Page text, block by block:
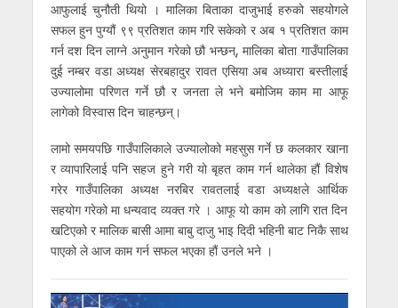
आफुलाई चुनौती थियो । मालिका बिताका दाजुभाई हरुको सहयोगले
सफल हुन पुग्यौं ९९ प्रतिशत काम गरि सकेको र अब १ प्रतिशत काम
गर्न दश दिन लाग्ने अनुमान गरेको छौ भन्छन्, मालिका बोता गाउँपालिका
दुई नम्बर वडा अध्यक्ष सेरबहादुर रावत एसिया अब अध्यारा बस्तीलाई
उज्यालोमा परिणत गर्ने छौ र जनता ले भने बमोजिम काम मा आफू
लागेको विस्वास दिन चाहन्छन्।
लामो समयपछि गाउँपालिकाले उज्यालोको महसुस गर्ने छ कलकार खाना
र व्यापारिलाई पनि सहज हुने गरी यो बृहत काम गर्न थालेका हौं विशेष
गरेर गाउँपालिका अध्यक्ष नरबिर रावतलाई वडा अध्यक्षले आर्थिक
सहयोग गरेको मा धन्यवाद व्यक्त गरे । आफू यो काम को लागि रात दिन
खटिएको र मालिक बासी आमा बाबु दाजु भाइ दिदी भहिनी बाट निकै साथ
पाएको ले आज काम गर्न सफल भएका हौं उनले भने ।